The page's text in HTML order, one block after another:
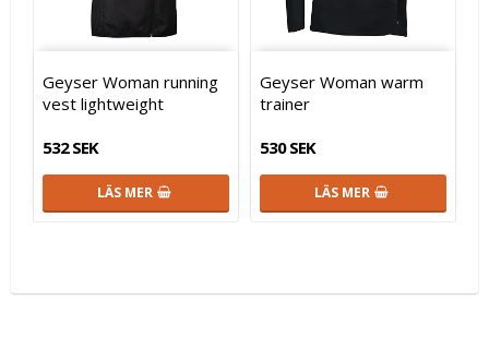
Geyser Woman running
vest lightweight
532 SEK
LÄS MER
Geyser Woman warm
trainer
530 SEK
LÄS MER